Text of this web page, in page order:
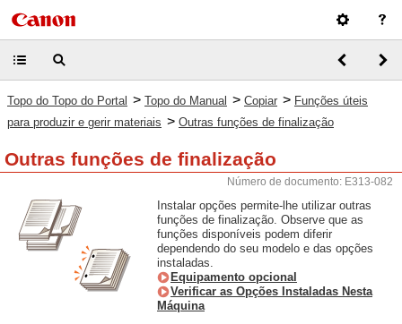
Topo do Topo do Portal > Topo do Manual > Copiar > Funções úteis
para produzir e gerir materiais > Outras funções de finalização
Outras funções de finalização
Número de documento: E313-082
Instalar opções permite-lhe utilizar outras
funções de finalização. Observe que as
funções disponíveis podem diferir
dependendo do seu modelo e das opções
instaladas.
Equipamento opcional
Verificar as Opções Instaladas Nesta
Máquina